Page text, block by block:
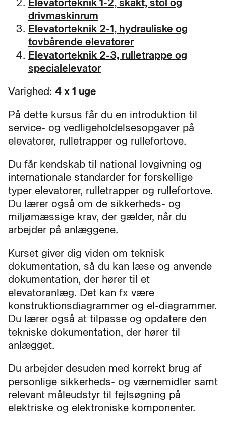
drivmaskinrum
Elevatorteknik 2-1, hydrauliske og
tovbårende elevatorer
Elevatorteknik 2-3, rulletrappe og
specialelevator
Varighed: 4 x 1 uge
På dette kursus får du en introduktion til
service- og vedligeholdelsesopgaver på
elevatorer, rulletrapper og rullefortove.
Du får kendskab til national lovgivning og
internationale standarder for forskellige
typer elevatorer, rulletrapper og rullefortove.
Du lærer også om de sikkerheds- og
miljømæssige krav, der gælder, når du
arbejder på anlæggene.
Kurset giver dig viden om teknisk
dokumentation, så du kan læse og anvende
dokumentation, der hører til et
elevatoranlæg. Det kan fx være
konstruktionsdiagrammer og el-diagrammer.
Du lærer også at tilpasse og opdatere den
tekniske dokumentation, der hører til
anlægget.
Du arbejder desuden med korrekt brug af
personlige sikkerheds- og værnemidler samt
relevant måleudstyr til fejlsøgning på
elektriske og elektroniske komponenter.